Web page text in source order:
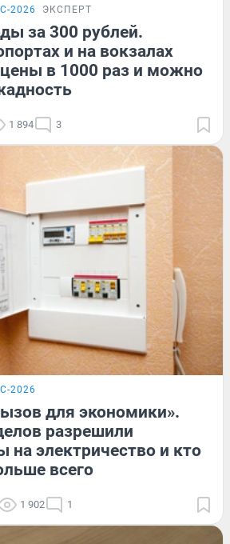
2026 ЭКСПЕРТ
за 300 рублей.
и на вокзалах
в 1000 раз и можно
1 894 3
2026
для экономики».
разрешили
на электричество и кто
всего
1 902 1